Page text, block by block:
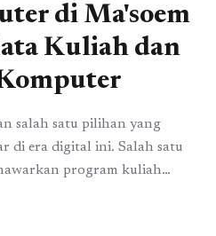
di Ma'soem
Kuliah dan
salah satu pilihan yang
di era digital ini. Salah satu
program kuliah
dan tenaga pengajar yang